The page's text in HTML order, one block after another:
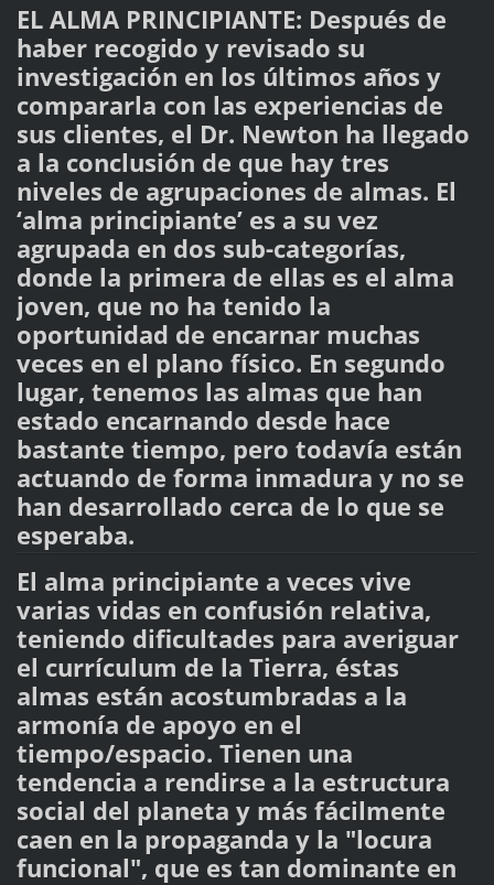
EL ALMA PRINCIPIANTE: Después de
haber recogido y revisado su
investigación en los últimos años y
compararla con las experiencias de
sus clientes, el Dr. Newton ha llegado
a la conclusión de que hay tres
niveles de agrupaciones de almas. El
‘alma principiante’ es a su vez
agrupada en dos sub-categorías,
donde la primera de ellas es el alma
joven, que no ha tenido la
oportunidad de encarnar muchas
veces en el plano físico. En segundo
lugar, tenemos las almas que han
estado encarnando desde hace
bastante tiempo, pero todavía están
actuando de forma inmadura y no se
han desarrollado cerca de lo que se
esperaba.
El alma principiante a veces vive
varias vidas en confusión relativa,
teniendo dificultades para averiguar
el currículum de la Tierra, éstas
almas están acostumbradas a la
armonía de apoyo en el
tiempo/espacio. Tienen una
tendencia a rendirse a la estructura
social del planeta y más fácilmente
caen en la propaganda y la "locura
funcional", que es tan dominante en